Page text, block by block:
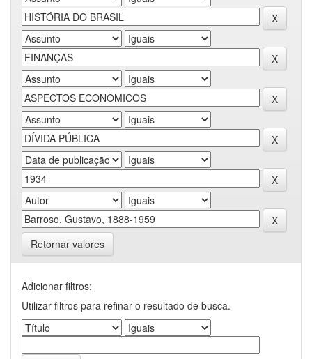
Retornar valores
Adicionar filtros:
Utilizar filtros para refinar o resultado de busca.